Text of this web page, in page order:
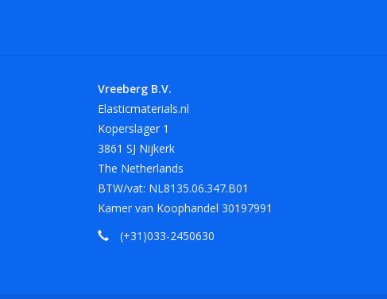
Vreeberg B.V.
Elasticmaterials.nl
Koperslager 1
3861 SJ Nijkerk
The Netherlands
BTW/vat: NL8135.06.347.B01
Kamer van Koophandel 30197991
(+31)033-2450630